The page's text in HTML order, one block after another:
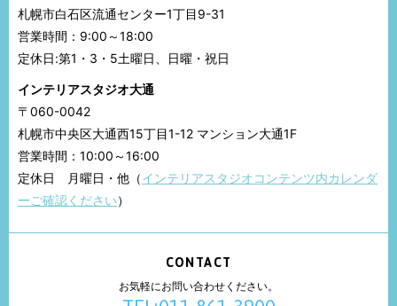
札幌市白石区流通センター1丁目9-31
営業時間：9:00～18:00
定休日:第1・3・5土曜日、日曜・祝日
インテリアスタジオ大通
〒060-0042
札幌市中央区大通西15丁目1-12 マンション大通1F
営業時間：10:00～16:00
定休日 月曜日・他（インテリアスタジオコンテンツ内カレンダ
ーご確認ください）
CONTACT
お気軽にお問い合わせください。